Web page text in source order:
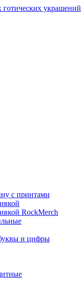
с принтами
RockMerch
и цифры